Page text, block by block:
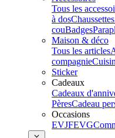
Tous les
à dos
couBadges
Maison & déco
Tous les articles
compagnie
Sticker
Cadeaux
Cadeaux
PèresCadeau
Occasions
EVJFEVG